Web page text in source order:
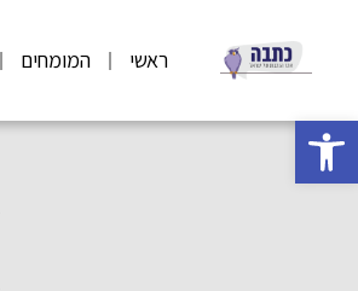
פתח סרגל נגישות
ראשי המומחים